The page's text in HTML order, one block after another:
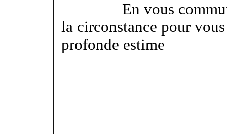
En vous
la circonstance pour
profonde estime